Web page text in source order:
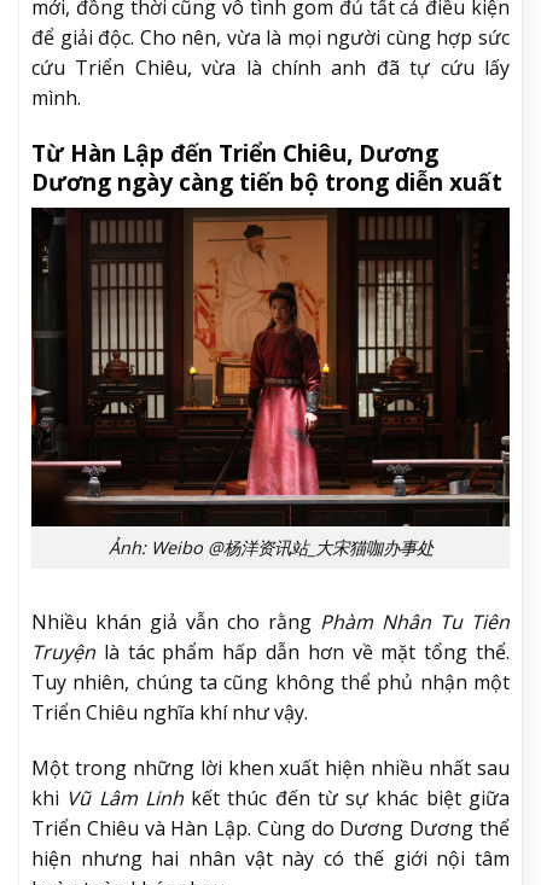
mới, đồng thời cũng vô tình gom đủ tất cả điều kiện
để giải độc. Cho nên, vừa là mọi người cùng hợp sức
cứu Triển Chiêu, vừa là chính anh đã tự cứu lấy
mình.
Từ Hàn Lập đến Triển Chiêu, Dương
Dương ngày càng tiến bộ trong diễn xuất
Ảnh: Weibo @杨洋资讯站_大宋猫咖办事处
Nhiều khán giả vẫn cho rằng Phàm Nhân Tu Tiên
Truyện là tác phẩm hấp dẫn hơn về mặt tổng thể.
Tuy nhiên, chúng ta cũng không thể phủ nhận một
Triển Chiêu nghĩa khí như vậy.
Một trong những lời khen xuất hiện nhiều nhất sau
khi Vũ Lâm Linhkết thúc đến từ sự khác biệt giữa
Triển Chiêu và Hàn Lập. Cùng do Dương Dương thể
hiện nhưng hai nhân vật này có thế giới nội tâm